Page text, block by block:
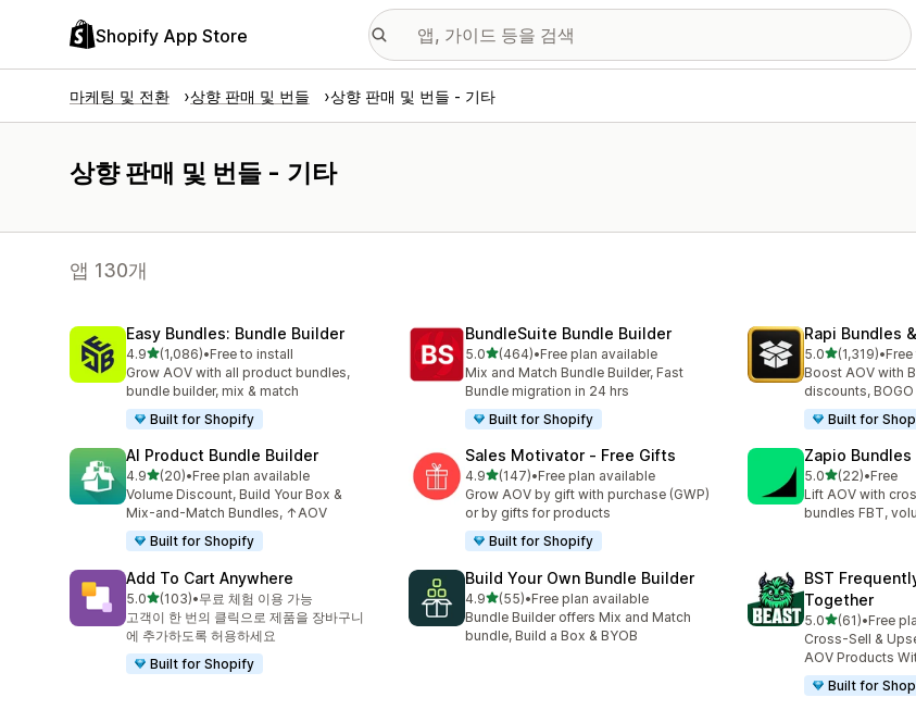
Shopify App Store
마케팅 및 전환 상향 판매 및 번들 상향 판매 및 번들 - 기타
상향 판매 및 번들 - 기타
앱 130개
Easy Bundles: Bundle Builder
4.9별 5개 중
(1,086)
총 리뷰 1086개
•Free to install
Grow AOV with all product bundles,
bundle builder, mix & match
Built for Shopify
BundleSuite Bundle Builder
5.0별 5개 중
(464)
총 리뷰 464개
•Free plan available
Mix and Match Bundle Builder, Fast
Bundle migration in 24 hrs
Built for Shopify
Rapi Bundles
5.0별 5개 중
(1,319)
총 리뷰 1319개
•
Boost AOV with
discounts,
Built for
AI Product Bundle Builder
4.9별 5개 중
(20)
총 리뷰 20개
•Free plan available
Volume Discount, Build Your Box &
Mix-and-Match Bundles, ↑AOV
Built for Shopify
Sales Motivator ‑ Free Gifts
4.9별 5개 중
(147)
총 리뷰 147개
•Free plan available
Grow AOV by gift with purchase (GWP)
or by gifts for products
Built for Shopify
Zapio Bundles
5.0별 5개 중
(22)
총 리뷰 22개
•Free
Lift AOV with
bundles FBT,
Add To Cart Anywhere
5.0별 5개 중
(103)
총 리뷰 103개
•무료 체험 이용 가능
고객이 한 번의 클릭으로 제품을 장바구니
에 추가하도록 허용하세요
Built for Shopify
Build Your Own Bundle Builder
4.9별 5개 중
(55)
총 리뷰 55개
•Free plan available
Bundle Builder offers Mix and Match
bundle, Build a Box & BYOB
BST
Together
5.0별 5개 중
(61)
총 리뷰 61개
•Free
Cross-Sell &
AOV Products
Built for